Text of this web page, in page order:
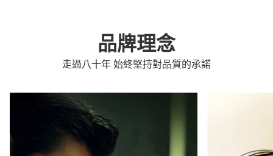
品牌理念
走過八十年 始終堅持對品質的承諾